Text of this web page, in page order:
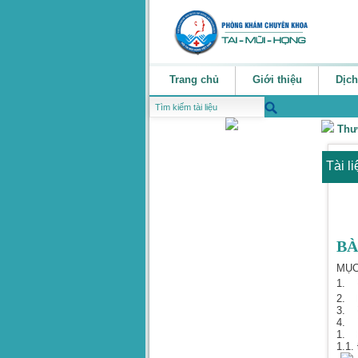
Trang chủ Giới thiệu
Tài
1.
2.
3.
4.
1.
1.1.